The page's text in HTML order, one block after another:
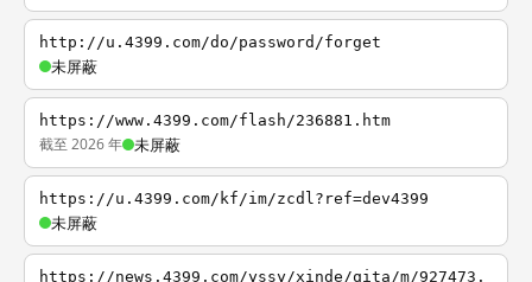
http://u.4399.com/do/password/forget
未屏蔽
https://www.4399.com/flash/236881.htm
截至 2026 年 未屏蔽
https://u.4399.com/kf/im/zcdl?ref=dev4399
未屏蔽
https://news.4399.com/yssy/xinde/qita/m/927473.